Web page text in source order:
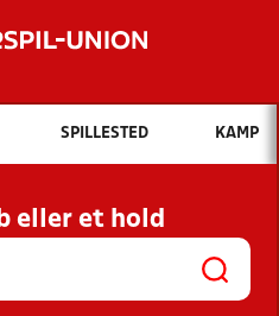
Hvad vil du søge efter?
INDHOLD OG NYHEDER
KLUBBER OG
SPILLESTED KAMP
eller et hold